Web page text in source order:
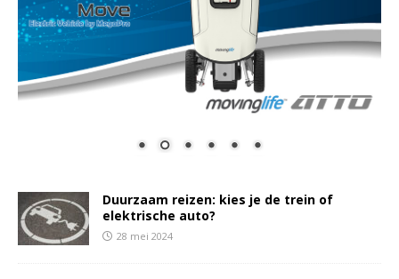
Duurzaam reizen: kies je de trein of
elektrische auto?
28 mei 2024